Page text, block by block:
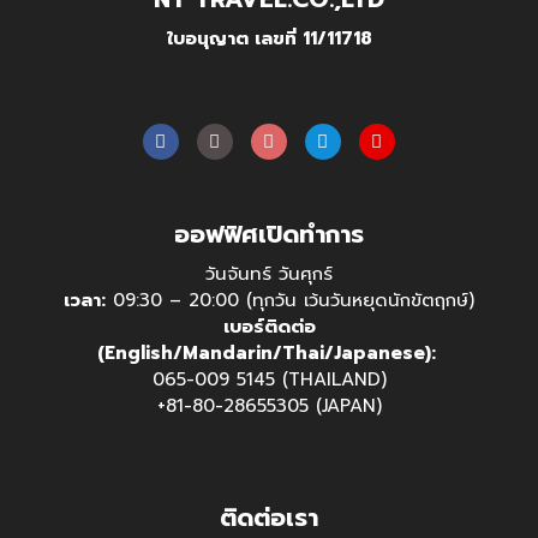
ใบอนุญาต เลขที่ 11/11718
ออฟฟิศเปิดทำการ
วันจันทร์ วันศุกร์
เวลา: 09:30 – 20:00 (ทุกวัน เว้นวันหยุดนักขัตฤกษ์)
เบอร์ติดต่อ
(English/Mandarin/Thai/Japanese):
065-009 5145 (THAILAND)
+81-80-28655305 (JAPAN)
ติดต่อเรา